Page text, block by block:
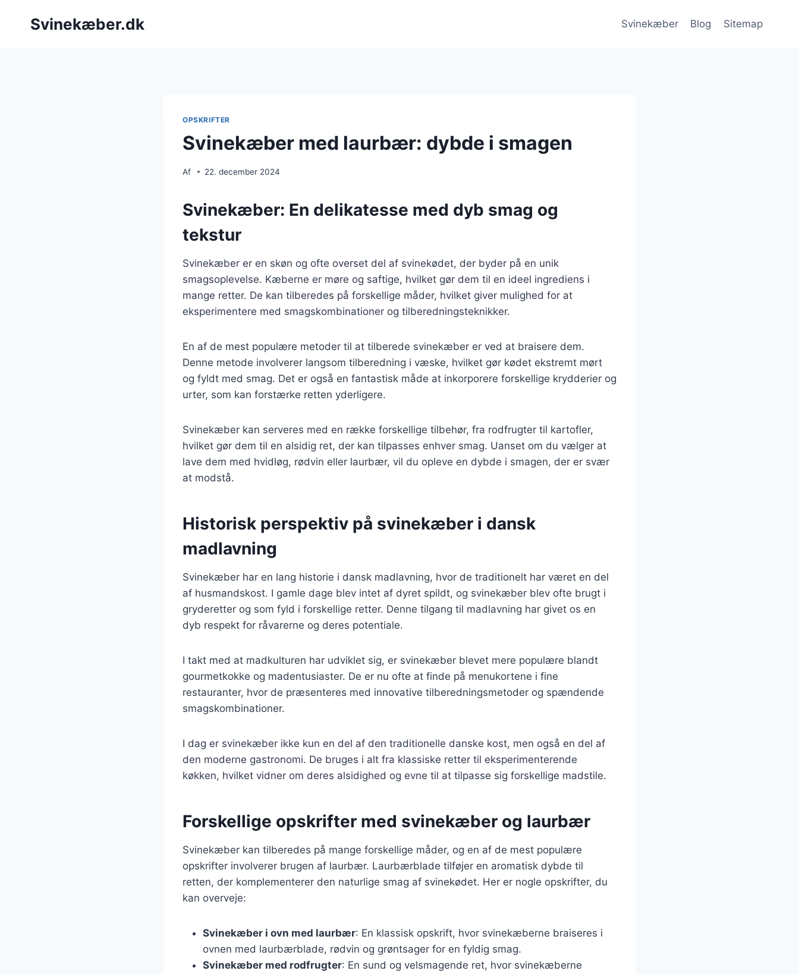
Svinekæber.dk Svinekæber Blog Sitemap
OPSKRIFTER
Svinekæber med laurbær: dybde i smagen
Af 22. december 2024
Svinekæber: En delikatesse med dyb smag og
tekstur
Svinekæber er en skøn og ofte overset del af svinekødet, der byder på en unik
smagsoplevelse. Kæberne er møre og saftige, hvilket gør dem til en ideel ingrediens i
mange retter. De kan tilberedes på forskellige måder, hvilket giver mulighed for at
eksperimentere med smagskombinationer og tilberedningsteknikker.
En af de mest populære metoder til at tilberede svinekæber er ved at braisere dem.
Denne metode involverer langsom tilberedning i væske, hvilket gør kødet ekstremt mørt
og fyldt med smag. Det er også en fantastisk måde at inkorporere forskellige krydderier og
urter, som kan forstærke retten yderligere.
Svinekæber kan serveres med en række forskellige tilbehør, fra rodfrugter til kartofler,
hvilket gør dem til en alsidig ret, der kan tilpasses enhver smag. Uanset om du vælger at
lave dem med hvidløg, rødvin eller laurbær, vil du opleve en dybde i smagen, der er svær
at modstå.
Historisk perspektiv på svinekæber i dansk
madlavning
Svinekæber har en lang historie i dansk madlavning, hvor de traditionelt har været en del
af husmandskost. I gamle dage blev intet af dyret spildt, og svinekæber blev ofte brugt i
gryderetter og som fyld i forskellige retter. Denne tilgang til madlavning har givet os en
dyb respekt for råvarerne og deres potentiale.
I takt med at madkulturen har udviklet sig, er svinekæber blevet mere populære blandt
gourmetkokke og madentusiaster. De er nu ofte at finde på menukortene i fine
restauranter, hvor de præsenteres med innovative tilberedningsmetoder og spændende
smagskombinationer.
I dag er svinekæber ikke kun en del af den traditionelle danske kost, men også en del af
den moderne gastronomi. De bruges i alt fra klassiske retter til eksperimenterende
køkken, hvilket vidner om deres alsidighed og evne til at tilpasse sig forskellige madstile.
Forskellige opskrifter med svinekæber og laurbær
Svinekæber kan tilberedes på mange forskellige måder, og en af de mest populære
opskrifter involverer brugen af laurbær. Laurbærblade tilføjer en aromatisk dybde til
retten, der komplementerer den naturlige smag af svinekødet. Her er nogle opskrifter, du
kan overveje:
Svinekæber i ovn med laurbær: En klassisk opskrift, hvor svinekæberne braiseres i
ovnen med laurbærblade, rødvin og grøntsager for en fyldig smag.
Svinekæber med rodfrugter: En sund og velsmagende ret, hvor svinekæberne